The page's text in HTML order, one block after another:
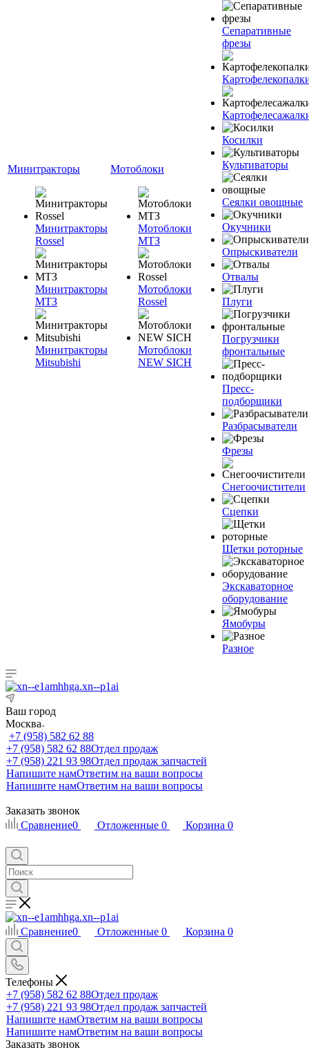
Минитракторы
Минитракторы
Rossel
Минитракторы
МТЗ
Минитракторы
Mitsubishi
Мотоблоки
Мотоблоки
МТЗ
Мотоблоки
Rossel
Мотоблоки
NEW SICH
Сепаративные
фрезы
Косилки
Культиваторы
Сеялки овощные
Окучники
Опрыскиватели
Отвалы
Плуги
Погрузчики
фронтальные
Пресс-
подборщики
Разбрасыватели
Фрезы
Снегоочистители
Сцепки
Щетки роторные
Экскаваторное
оборудование
Ямобуры
Разное
Ваш город
Москва
+7 (958) 582 62 88
+7 (958) 582 62 88Отдел продаж
+7 (958) 221 93 98Отдел продаж запчастей
Напишите намОтветим на ваши вопросы
Напишите намОтветим на ваши вопросы
Заказать звонок
Сравнение0 Отложенные 0 Корзина 0
Сравнение0 Отложенные 0 Корзина 0
Телефоны
+7 (958) 582 62 88Отдел продаж
+7 (958) 221 93 98Отдел продаж запчастей
Напишите намОтветим на ваши вопросы
Напишите намОтветим на ваши вопросы
Заказать звонок